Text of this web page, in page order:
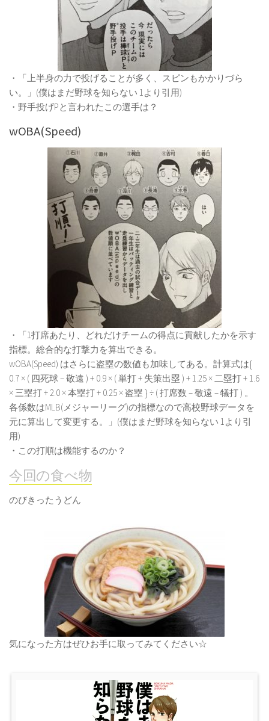
・「上半身の力で投げることが多く、スピンもかかりづら
い。」(僕はまだ野球を知らない 1より引用)
・野手投げPと言われたこの選手は？
wOBA(Speed)
・「1打席あたり、どれだけチームの得点に貢献したかを示す
指標。総合的な打撃力を算出できる。
wOBA(Speed) はさらに盗塁の数値も加味してある。計算式は{
0.7 × ( 四死球 – 敬遠 ) + 0.9 × ( 単打 + 失策出塁 ) + 1.25 × 二塁打 + 1.6
× 三塁打 + 2.0 × 本塁打 + 0.25 × 盗塁 } ÷ ( 打席数 – 敬遠 – 犠打 ) 。
各係数はMLB(メジャーリーグ)の指標なので高校野球データを
元に算出して変更する。」(僕はまだ野球を知らない 1より引
用)
・この打順は機能するのか？
今回の食べ物
のびきったうどん
気になった方はぜひお手に取ってみてください☆